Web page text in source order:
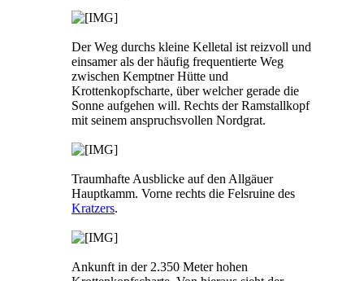
Der Weg durchs kleine Kelletal ist reizvoll und
einsamer als der häufig frequentierte Weg
zwischen Kemptner Hütte und
Krottenkopfscharte, über welcher gerade die
Sonne aufgehen will. Rechts der Ramstallkopf
mit seinem anspruchsvollen Nordgrat.
Traumhafte Ausblicke auf den Allgäuer
Hauptkamm. Vorne rechts die Felsruine des
Kratzers.
Ankunft in der 2.350 Meter hohen